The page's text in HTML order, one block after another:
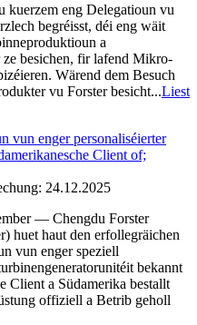
kuerzem eng Delegatioun vu
begréisst, déi eng wäit
a
ze besichen, fir lafend Mikro-
Wärend dem Besuch
vu Forster besicht...Liest
vun enger personaliséierter
Client of;
24.12.2025
— Chengdu Forster
huet haut den erfollegräichen
vun enger speziell
bekannt
Client a Südamerika bestallt
offiziell a Betrib geholl